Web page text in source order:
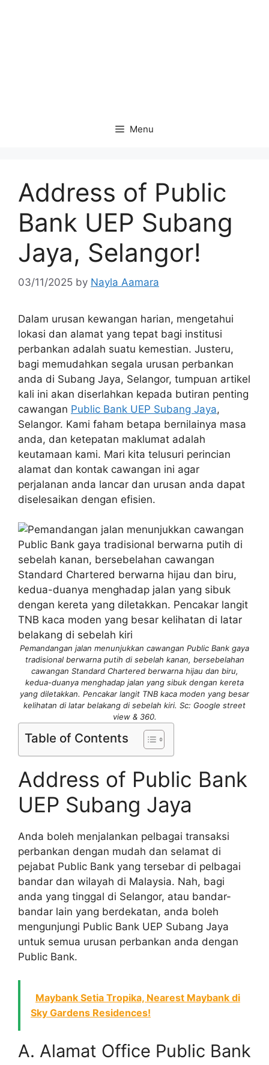
Menu
Address of Public
Bank UEP Subang
Jaya, Selangor!
03/11/2025 by Nayla Aamara
Dalam urusan kewangan harian, mengetahui
lokasi dan alamat yang tepat bagi institusi
perbankan adalah suatu kemestian. Justeru,
bagi memudahkan segala urusan perbankan
anda di Subang Jaya, Selangor, tumpuan artikel
kali ini akan diserlahkan kepada butiran penting
cawangan Public Bank UEP Subang Jaya,
Selangor. Kami faham betapa bernilainya masa
anda, dan ketepatan maklumat adalah
keutamaan kami. Mari kita telusuri perincian
alamat dan kontak cawangan ini agar
perjalanan anda lancar dan urusan anda dapat
diselesaikan dengan efisien.
Pemandangan jalan menunjukkan cawangan Public Bank gaya
tradisional berwarna putih di sebelah kanan, bersebelahan
cawangan Standard Chartered berwarna hijau dan biru,
kedua-duanya menghadap jalan yang sibuk dengan kereta
yang diletakkan. Pencakar langit TNB kaca moden yang besar
kelihatan di latar belakang di sebelah kiri. Sc: Google street
view & 360.
Table of Contents
Address of Public Bank
UEP Subang Jaya
Anda boleh menjalankan pelbagai transaksi
perbankan dengan mudah dan selamat di
pejabat Public Bank yang tersebar di pelbagai
bandar dan wilayah di Malaysia. Nah, bagi
anda yang tinggal di Selangor, atau bandar-
bandar lain yang berdekatan, anda boleh
mengunjungi Public Bank UEP Subang Jaya
untuk semua urusan perbankan anda dengan
Public Bank.
Maybank Setia Tropika, Nearest Maybank di
Sky Gardens Residences!
A. Alamat Office Public Bank